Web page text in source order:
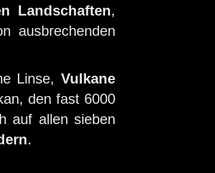
Landschaften,
ausbrechenden
Linse, Vulkane
den fast 6000
auf allen sieben
.